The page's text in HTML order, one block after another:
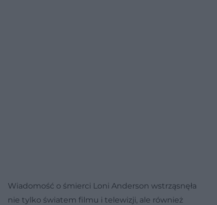
Wiadomość o śmierci Loni Anderson wstrząsnęła
nie tylko światem filmu i telewizji, ale również